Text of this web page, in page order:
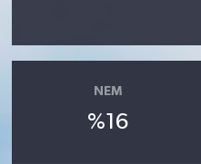
NEM
%16